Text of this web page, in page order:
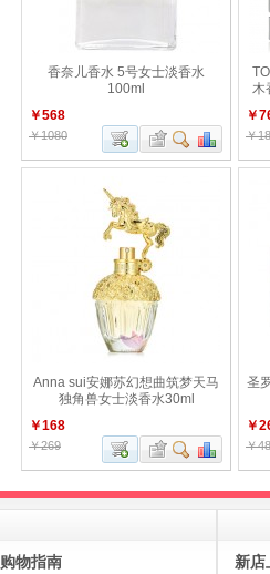
香奈儿香水 5号女士淡香水
100ml
￥568
￥1080
木
￥
￥
Anna sui安娜苏幻想曲筑梦天马
独角兽女士淡香水30ml
￥168
￥269
圣
￥
￥
购物指南 新店